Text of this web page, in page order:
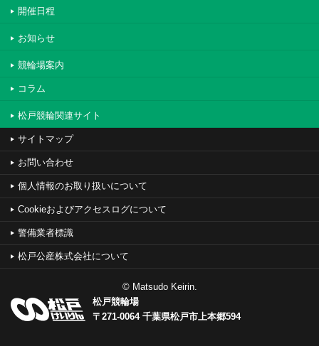
開催日程
お知らせ
競輪場案内
コラム
松戸競輪関連サイト
サイトマップ
お問い合わせ
個人情報のお取り扱いについて
Cookieおよびアクセスログについて
警備業者標識
松戸公産株式会社について
© Matsudo Keirin.
松戸競輪場
〒271-0064 千葉県松戸市上本郷594